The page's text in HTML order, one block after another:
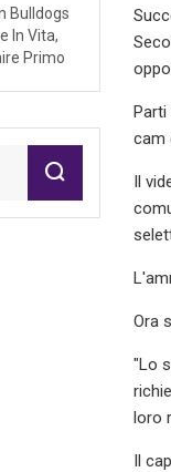
Bulldogs
In Vita,
Primo
Parti
cam
Il
Ora
"Lo
loro
Il